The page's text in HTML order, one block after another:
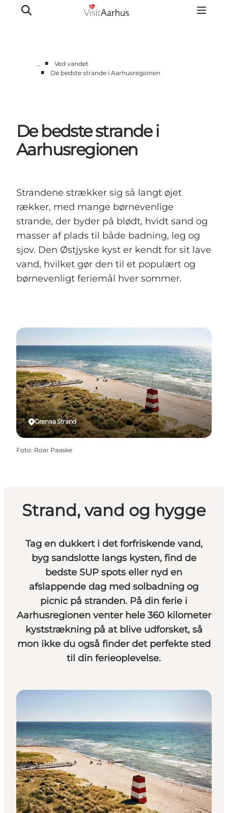
Planlæg ferien
Transport
… ■
Ved vandet
■
De bedste strande i Aarhusregionen
De bedste strande i
Aarhusregionen
Strandene strækker sig så langt øjet
rækker, med mange børnevenlige
strande, der byder på blødt, hvidt sand og
masser af plads til både badning, leg og
sjov. Den Østjyske kyst er kendt for sit lave
vand, hvilket gør den til et populært og
børnevenligt feriemål hver sommer.
Grenaa Strand
Foto: Roar Paaske
Strand, vand og hygge
Tag en dukkert i det forfriskende vand,
byg sandslotte langs kysten, find de
bedste SUP spots eller nyd en
afslappende dag med solbadning og
picnic på stranden. På din ferie i
Aarhusregionen venter hele 360 kilometer
kyststrækning på at blive udforsket, så
mon ikke du også finder det perfekte sted
til din ferieoplevelse.